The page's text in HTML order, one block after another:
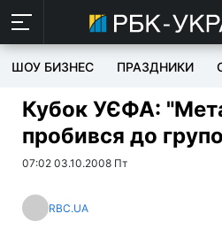
ШОУ БИЗНЕС ПРАЗДНИКИ
Кубок УЄФА:
пробився до
07:02 03.10.2008 Пт
RBC.UA